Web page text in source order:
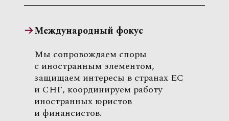
Международный фокус
Мы сопровождаем споры
с иностранным элементом,
защищаем интересы в странах ЕС
и СНГ, координируем работу
иностранных юристов
и финансистов.